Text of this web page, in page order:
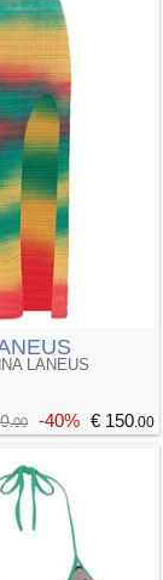
LANEUS
.00 -40% € 150.00